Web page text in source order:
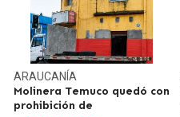
ARAUCANÍA
Molinera Temuco quedó con
prohibición de